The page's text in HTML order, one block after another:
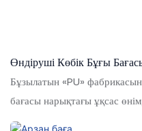
Өндіруші Көбік Бұғы
Бұзылатын «PU»
бағасы нарықтағы ұқсас
қойылым, сапа, сыртқы